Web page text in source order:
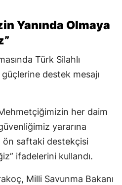
Yanında Olmaya
Türk Silahlı
destek mesajı
her daim
yararına
ön saftaki destekçisi
ifadelerini kullandı.
Milli Savunma Bakanı